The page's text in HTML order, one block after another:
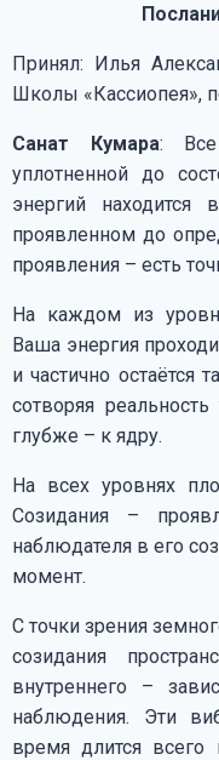
Принял: Илья
Школы «Кассиопея»,
Санат Кумара: Все
уплотненной до
энергий находится
проявленном до
проявления – есть
На каждом из
Ваша энергия
и частично остаётся
сотворяя
глубже – к ядру.
На всех уровнях
Созидания –
наблюдателя в его
момент.
С точки зрения
созидания
внутреннего –
наблюдения. Эти
время длится всего